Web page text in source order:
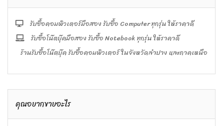
รับซื้อคอมพิวเตอร์มือสอง รับซื้อ Computer ทุกรุ่น ให้ราคาดี
รับซื้อโน๊ตบุ๊คมือสอง รับซื้อ Notebook ทุกรุ่น ให้ราคาดี
ร้านรับซื้อโน๊ตบุ๊ค รับซื้อคอมพิวเตอร์ ในจังหวัดลำปาง และภาคเหนือ
คุณอยากขายอะไร